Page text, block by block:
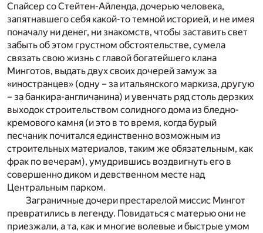
Спайсер со Стейтен-Айленда, дочерью человека,
запятнавшего себя какой-то темной историей, и не имея
поначалу ни денег, ни знакомств, чтобы заставить свет
забыть об этом грустном обстоятельстве, сумела
связать свою жизнь с главой богатейшего клана
Минготов, выдать двух своих дочерей замуж за
«иностранцев» (одну – за итальянского маркиза, другую
– за банкира-англичанина) и увенчать ряд столь дерзких
выходок строительством солидного дома из бледно-
кремового камня (и это в то время, когда бурый
песчаник почитался единственно возможным из
строительных материалов, таким же обязательным, как
фрак по вечерам), умудрившись воздвигнуть его в
совершенно диком и девственном месте над
Центральным парком.
Заграничные дочери престарелой миссис Мингот
превратились в легенду. Повидаться с матерью они не
приезжали, а та, как и многие волевые и быстрые умом